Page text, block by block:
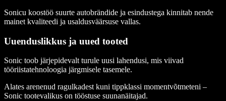
Sonicu koostöö suurte autobrändide ja esindustega kinnitab nende
mainet kvaliteedi ja usaldusväärsuse vallas.
Uuenduslikkus ja uued tooted
Sonic toob järjepidevalt turule uusi lahendusi, mis viivad
tööriistatehnoloogia järgmisele tasemele.
Alates arenenud ragulkadest kuni tippklassi momentvõtmeteni –
Sonic tootevalikus on tööstuse suunanäitajad.